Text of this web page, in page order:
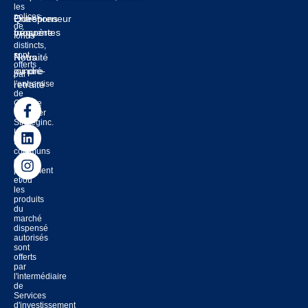
les
polices
de
fonds
distincts,
sont
offerts
par
l'entremise
de
Groupe
financier
Strateginc.
Les
fonds
communs
de
placement
et/ou
les
produits
du
marché
dispensé
autorisés
sont
offerts
par
l'intermédiaire
de
Services
d'investissement
Entrepreneur
prospère
Retraité
ou pré-
retraité
Questions
fréquentes
Nous
joindre